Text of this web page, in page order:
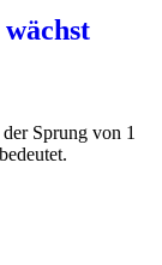
Sprung von 1